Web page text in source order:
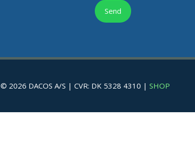
© 2026 DACOS A/S | CVR: DK 5328 4310 | SHOP